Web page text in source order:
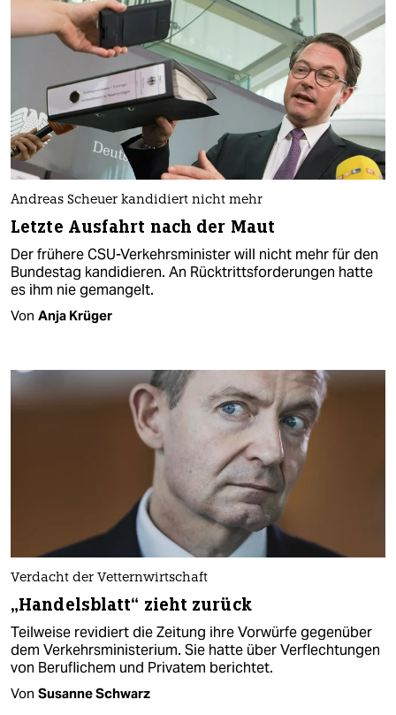
Andreas Scheuer kandidiert nicht mehr
Letzte Ausfahrt nach der Maut
Der frühere CSU-Verkehrsminister will nicht mehr für den
Bundestag kandidieren. An Rücktrittsforderungen hatte
es ihm nie gemangelt.
Von Anja Krüger
Verdacht der Vetternwirtschaft
„Handelsblatt“ zieht zurück
Teilweise revidiert die Zeitung ihre Vorwürfe gegenüber
dem Verkehrsministerium. Sie hatte über Verflechtungen
von Beruflichem und Privatem berichtet.
Von Susanne Schwarz